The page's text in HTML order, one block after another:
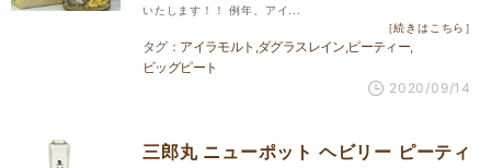
いたします！！ 例年、アイ...
［続きはこちら］
アイラモルト ダグラスレイン ピーティー
ビッグピート
2020/09/14
三郎丸 ニューポット ヘビリー ピーティ